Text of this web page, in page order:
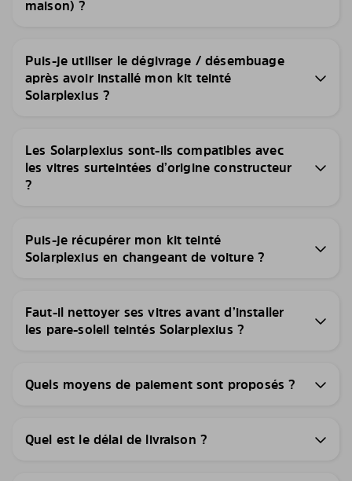
maison) ?
Puis-je utiliser le dégivrage / désembuage
après avoir installé mon kit teinté
Solarplexius ?
Les Solarplexius sont-ils compatibles avec
les vitres surteintées d’origine constructeur
?
Puis-je récupérer mon kit teinté
Solarplexius en changeant de voiture ?
Faut-il nettoyer ses vitres avant d’installer
les pare-soleil teintés Solarplexius ?
Quels moyens de paiement sont proposés ?
Quel est le délai de livraison ?